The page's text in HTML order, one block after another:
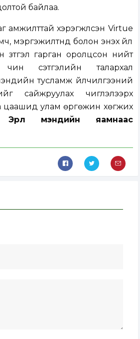
байлаа.
амжилттай хэрэгжүүлсэн Virtue
болон энэхүү үйл
зүтгэл гарган оролцсон нийт
сэтгэлийн талархал
тусламж үйлчилгээний
сайжруулах чиглэлээрх
цаашид улам өргөжин хөгжих
мэндийн яамнаас